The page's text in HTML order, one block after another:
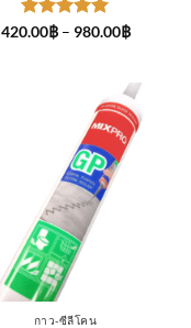
ให้คะแนน
420.00฿ – 980.00฿Price
980.00฿
กาว-ซีลีโคน